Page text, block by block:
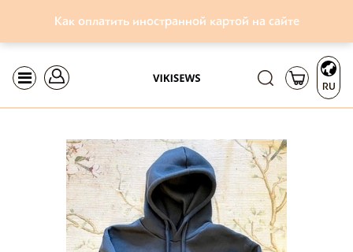
Как оплатить иностранной картой на сайте
RU